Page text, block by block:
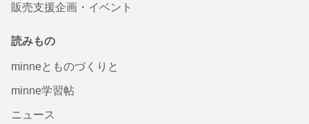
販売支援企画・イベント
読みもの
minneとものづくりと
minne学習帖
ニュース